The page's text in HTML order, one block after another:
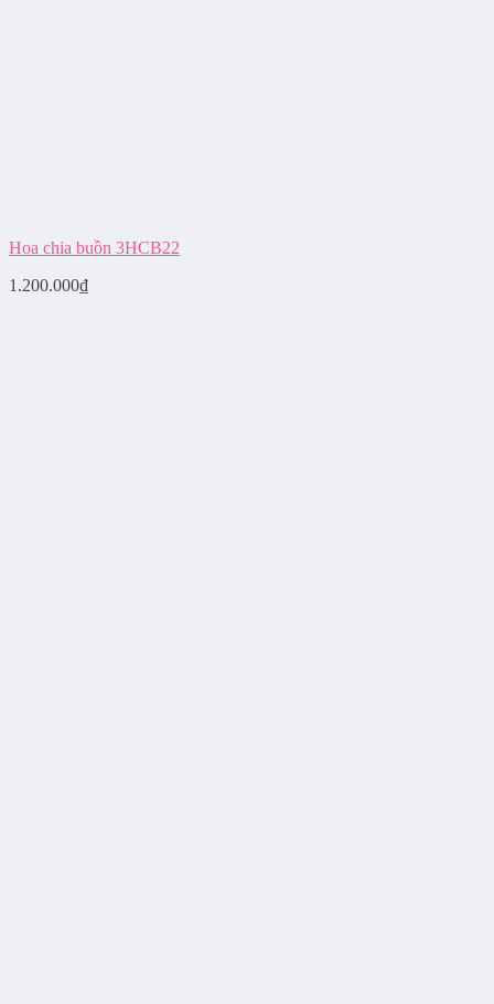
Hoa chia buồn 3HCB22
1.200.000₫